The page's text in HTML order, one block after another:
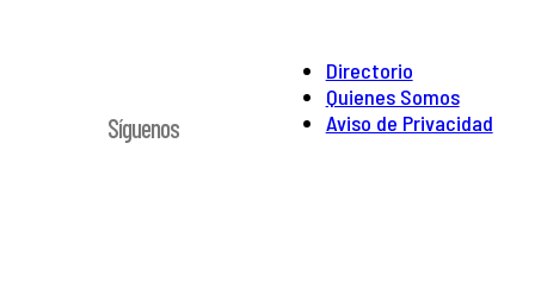
Directorio
Quienes Somos
Aviso de Privacidad
Síguenos